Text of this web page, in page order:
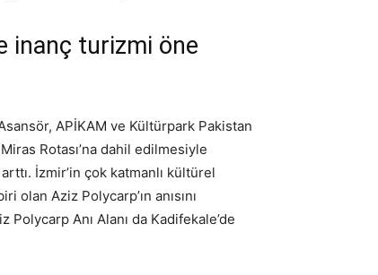
inanç turizmi öne
APİKAM ve Kültürpark Pakistan
Rotası’na dahil edilmesiyle
İzmir’in çok katmanlı kültürel
olan Aziz Polycarp’ın anısını
Polycarp Anı Alanı da Kadifekale’de